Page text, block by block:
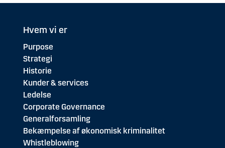
Hvem vi er
Purpose
Strategi
Historie
Kunder & services
Ledelse
Corporate Governance
Generalforsamling
Bekæmpelse af økonomisk kriminalitet
Whistleblowing